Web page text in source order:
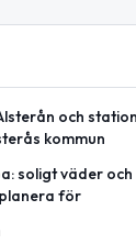
och
kommun
soligt väder och
för